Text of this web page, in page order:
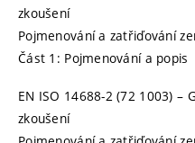
zkoušení
Pojmenování a zatřiďování
Část 1: Pojmenování a popis
EN ISO 14688-2 (72 1003) –
zkoušení